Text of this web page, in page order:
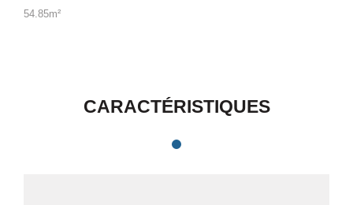
54.85m²
CARACTÉRISTIQUES